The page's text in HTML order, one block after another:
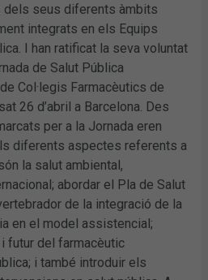
dels seus diferents àmbits
integrats en els Equips
I han ratificat la seva voluntat
de Salut Pública
Col·legis Farmacèutics de
26 d’abril a Barcelona. Des
per a la Jornada eren
diferents aspectes referents a
la salut ambiental,
abordar el Pla de Salut
de la integració de la
en el model assistencial;
futur del farmacèutic
i també introduir els